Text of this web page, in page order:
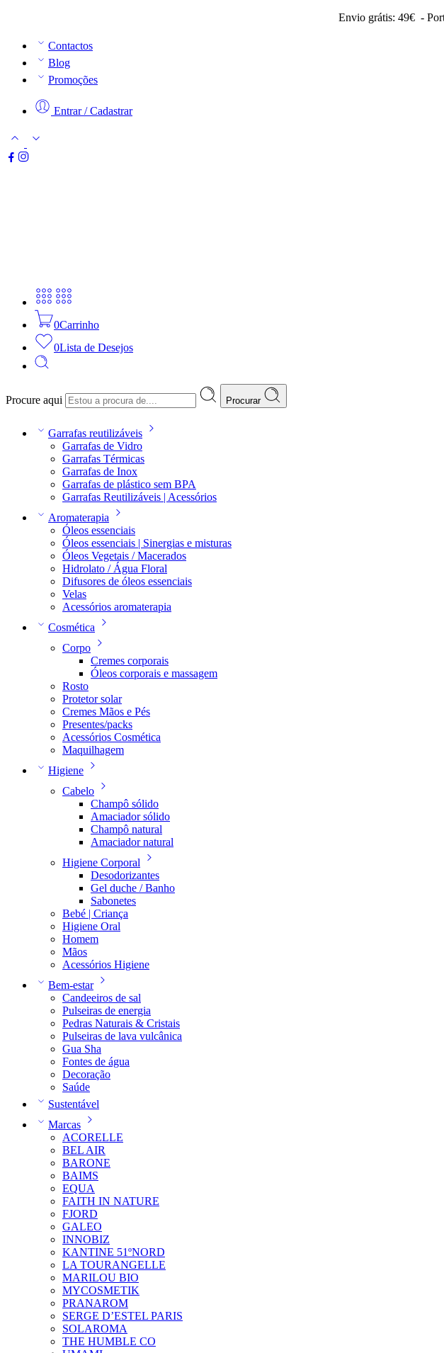
Envio grátis: 49€ -
Contactos
Blog
Promoções
Entrar / Cadastrar
0Carrinho
0Lista de Desejos
Procure aqui Procurar
Garrafas reutilizáveis
Garrafas de Vidro
Garrafas Térmicas
Garrafas de Inox
Garrafas de plástico sem BPA
Garrafas Reutilizáveis | Acessórios
Aromaterapia
Óleos essenciais
Óleos essenciais | Sinergias e misturas
Óleos Vegetais / Macerados
Hidrolato / Água Floral
Difusores de óleos essenciais
Velas
Acessórios aromaterapia
Cosmética
Corpo
Cremes corporais
Óleos corporais e massagem
Rosto
Protetor solar
Cremes Mãos e Pés
Presentes/packs
Acessórios Cosmética
Maquilhagem
Higiene
Cabelo
Champô sólido
Amaciador sólido
Champô natural
Amaciador natural
Higiene Corporal
Desodorizantes
Gel duche / Banho
Sabonetes
Bebé | Criança
Higiene Oral
Homem
Mãos
Acessórios Higiene
Bem-estar
Candeeiros de sal
Pulseiras de energia
Pedras Naturais & Cristais
Pulseiras de lava vulcânica
Gua Sha
Fontes de água
Decoração
Saúde
Sustentável
Marcas
ACORELLE
BEL AIR
BARONE
BAIMS
EQUA
FAITH IN NATURE
FJORD
GALEO
INNOBIZ
KANTINE 51ºNORD
LA TOURANGELLE
MARILOU BIO
MYCOSMETIK
PRANAROM
SERGE D’ESTEL PARIS
SOLAROMA
THE HUMBLE CO